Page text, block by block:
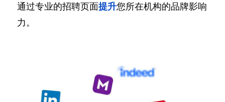
通过专业的招聘页面提升您所在机构的品牌影响
力。